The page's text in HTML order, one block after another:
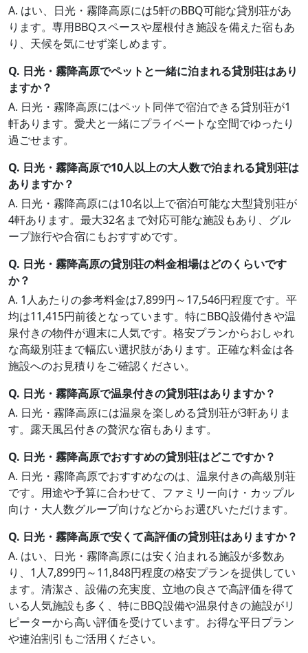
A. はい、日光・霧降高原には5軒のBBQ可能な貸別荘があ
ります。専用BBQスペースや屋根付き施設を備えた宿もあ
り、天候を気にせず楽しめます。
Q. 日光・霧降高原でペットと一緒に泊まれる貸別荘はあり
ますか？
A. 日光・霧降高原にはペット同伴で宿泊できる貸別荘が1
軒あります。愛犬と一緒にプライベートな空間でゆったり
過ごせます。
Q. 日光・霧降高原で10人以上の大人数で泊まれる貸別荘は
ありますか？
A. 日光・霧降高原には10名以上で宿泊可能な大型貸別荘が
4軒あります。最大32名まで対応可能な施設もあり、グル
ープ旅行や合宿にもおすすめです。
Q. 日光・霧降高原の貸別荘の料金相場はどのくらいです
か？
A. 1人あたりの参考料金は7,899円～17,546円程度です。平
均は11,415円前後となっています。特にBBQ設備付きや温
泉付きの物件が週末に人気です。格安プランからおしゃれ
な高級別荘まで幅広い選択肢があります。正確な料金は各
施設へのお見積りをご確認ください。
Q. 日光・霧降高原で温泉付きの貸別荘はありますか？
A. 日光・霧降高原には温泉を楽しめる貸別荘が3軒ありま
す。露天風呂付きの贅沢な宿もあります。
Q. 日光・霧降高原でおすすめの貸別荘はどこですか？
A. 日光・霧降高原でおすすめなのは、温泉付きの高級別荘
です。用途や予算に合わせて、ファミリー向け・カップル
向け・大人数グループ向けなどからお選びいただけます。
Q. 日光・霧降高原で安くて高評価の貸別荘はありますか？
A. はい、日光・霧降高原には安く泊まれる施設が多数あ
り、1人7,899円～11,848円程度の格安プランを提供してい
ます。清潔さ、設備の充実度、立地の良さで高評価を得て
いる人気施設も多く、特にBBQ設備や温泉付きの施設がリ
ピーターから高い評価を受けています。お得な平日プラン
や連泊割引もご活用ください。